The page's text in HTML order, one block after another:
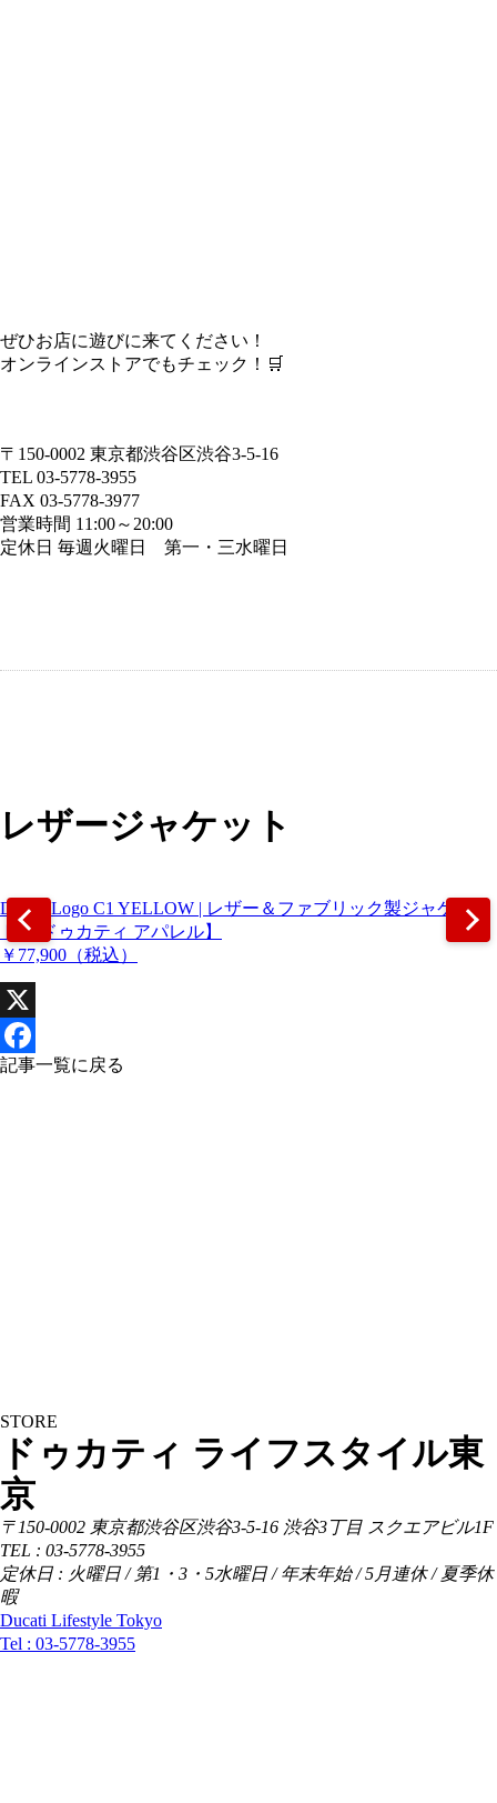
ぜひお店に遊びに来てください！
オンラインストアでもチェック！🛒
〒150-0002 東京都渋谷区渋谷3-5-16
TEL 03-5778-3955
FAX 03-5778-3977
営業時間 11:00～20:00
定休日 毎週火曜日 第一・三水曜日
レザージャケット
Ducati Logo C1 YELLOW | レザー＆ファブリック製ジャケッ
ト 【ドゥカティ アパレル】
￥77,900 （税込）
X
Facebook
記事一覧に戻る
STORE
ドゥカティ ライフスタイル東
京
〒150-0002 東京都渋谷区渋谷3-5-16 渋谷3丁目 スクエアビル1F
TEL : 03-5778-3955
定休日 : 火曜日 / 第1・3・5水曜日 / 年末年始 / 5月連休 / 夏季休
暇
Ducati Lifestyle Tokyo
Tel : 03-5778-3955